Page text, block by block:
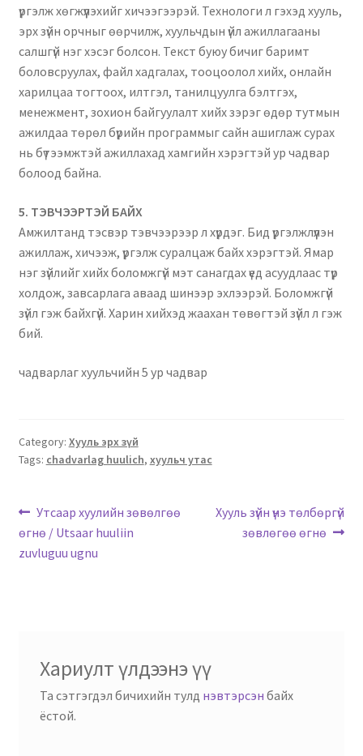
үргэлж хөгжүүлэхийг хичээгээрэй. Технологи л гэхэд хууль,
эрх зүйн орчныг өөрчилж, хуульчдын үйл ажиллагааны
салшгүй нэг хэсэг болсон. Текст буюу бичиг баримт
боловсруулах, файл хадгалах, тооцоолол хийх, онлайн
харилцаа тогтоох, илтгэл, танилцуулга бэлтгэх,
менежмент, зохион байгуулалт хийх зэрэг өдөр тутмын
ажилдаа төрөл бүрийн программыг сайн ашиглаж сурах
нь бүтээмжтэй ажиллахад хамгийн хэрэгтэй ур чадвар
болоод байна.
5️. ТЭВЧЭЭРТЭЙ БАЙХ
Амжилтанд тэсвэр тэвчээрээр л хүрдэг. Бид үргэлжлүүлэн
ажиллаж, хичээж, үргэлж суралцаж байх хэрэгтэй. Ямар
нэг зүйлийг хийх боломжгүй мэт санагдах үед асуудлаас түр
холдож, завсарлага аваад шинээр эхлээрэй. Боломжгүй
зүйл гэж байхгүй. Харин хийхэд жаахан төвөгтэй зүйл л гэж
бий.
чадварлаг хуульчийн 5 ур чадвар
Category: Хууль эрх зүй
Tags: chadvarlag huulich, хуульч утас
Утсаар хуулийн зөвөлгөө
өгнө / Utsaar huuliin
zuvluguu ugnu
Хууль зүйн үнэ төлбөргүй
зөвлөгөө өгнө
Хариулт үлдээнэ үү
Та сэтгэгдэл бичихийн тулд нэвтэрсэн байх
ёстой.